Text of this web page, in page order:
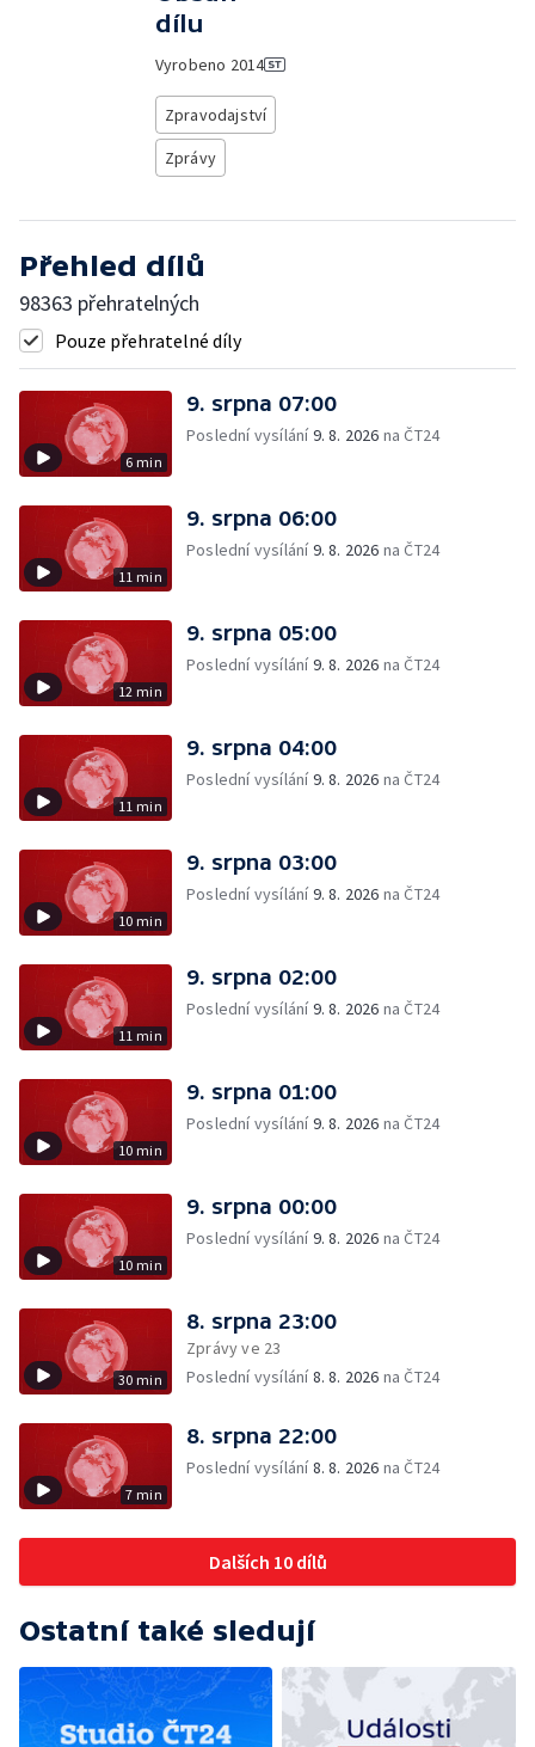
dílu
Vyrobeno 2014
Zpravodajství
Zprávy
Přehled dílů
98363 přehratelných
Pouze přehratelné díly
6 min
9. srpna 07:00
Poslední vysílání9. 8. 2026 na ČT24
11 min
9. srpna 06:00
Poslední vysílání9. 8. 2026 na ČT24
12 min
9. srpna 05:00
Poslední vysílání9. 8. 2026 na ČT24
11 min
9. srpna 04:00
Poslední vysílání9. 8. 2026 na ČT24
10 min
9. srpna 03:00
Poslední vysílání9. 8. 2026 na ČT24
11 min
9. srpna 02:00
Poslední vysílání9. 8. 2026 na ČT24
10 min
9. srpna 01:00
Poslední vysílání9. 8. 2026 na ČT24
10 min
9. srpna 00:00
Poslední vysílání9. 8. 2026 na ČT24
30 min
8. srpna 23:00
Zprávy ve 23
Poslední vysílání8. 8. 2026 na ČT24
7 min
8. srpna 22:00
Poslední vysílání8. 8. 2026 na ČT24
Dalších 10 dílů
Ostatní také sledují